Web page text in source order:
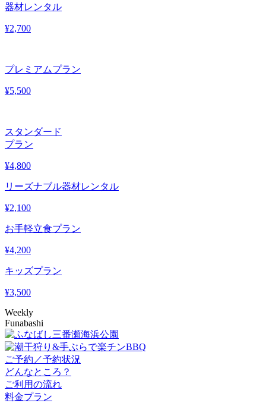
器材レンタル
¥2,700
プレミアムプラン
¥5,500
スタンダード
プラン
¥4,800
リーズナブル器材レンタル
¥2,100
お手軽立食プラン
¥4,200
キッズプラン
¥3,500
Weekly
Funabashi
ご予約／予約状況
どんなところ？
ご利用の流れ
料金プラン